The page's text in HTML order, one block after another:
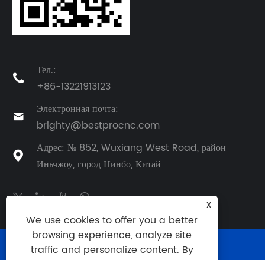

Тел.:
+86-13221913123

Электронная почта:
brighty@bestprocnc.com

Адрес: № 852, Wuxiang West Road, район
Иньчжоу, город Нинбо, Китай
Copyright © 2025 BestPro (Нинбо) Precision
X
We use cookies to offer you a better
browsing experience, analyze site
traffic and personalize content. By